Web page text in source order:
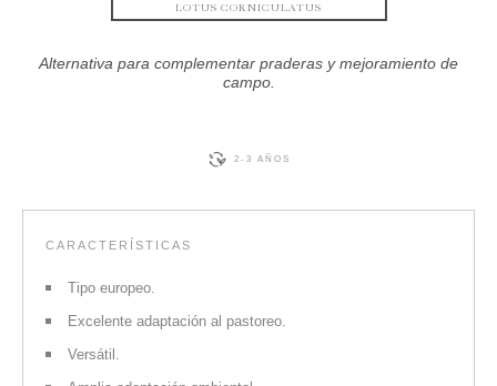
LOTUS CORNICULATUS
Alternativa para complementar praderas y mejoramiento de
campo.
2-3 AÑOS
CARACTERÍSTICAS
Tipo europeo.
Excelente adaptación al pastoreo.
Versátil.